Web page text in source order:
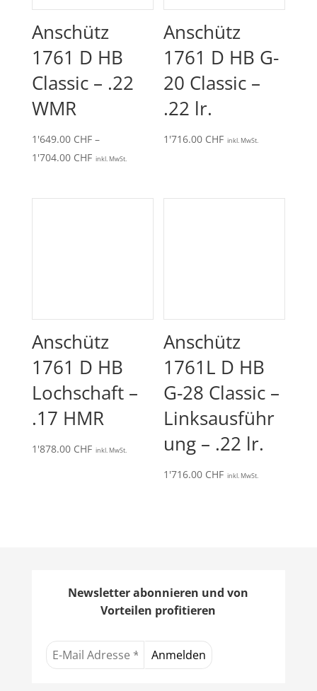
Anschütz
1761 D HB
Classic – .22
WMR
1'649.00 CHF –
1'704.00 CHFPreisspanne:
inkl. MwSt.
Anschütz
1761 D HB G-
20 Classic –
.22 lr.
1'716.00 CHF inkl. MwSt.
Anschütz
1761 D HB
Lochschaft –
.17 HMR
1'878.00 CHF inkl. MwSt.
Anschütz
1761L D HB
G-28 Classic –
Linksausführ
ung – .22 lr.
1'716.00 CHF inkl. MwSt.
Newsletter abonnieren und von
Vorteilen profitieren